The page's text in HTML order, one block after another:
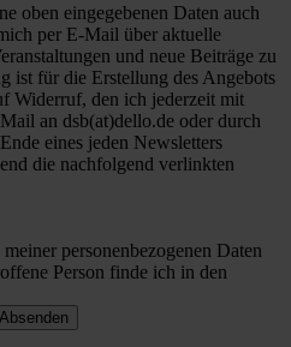
oben eingegebenen Daten auch
per E-Mail über aktuelle
und neue Beiträge zu
ist für die Erstellung des Angebots
Widerruf, den ich jederzeit mit
an dsb(at)dello.de oder durch
eines jeden Newsletters
die nachfolgend verlinkten
personenbezogenen Daten
Person finde ich in den
Absenden